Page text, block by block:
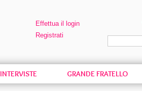
Effettua il login
Registrati
INTERVISTE GRANDE FRATELLO